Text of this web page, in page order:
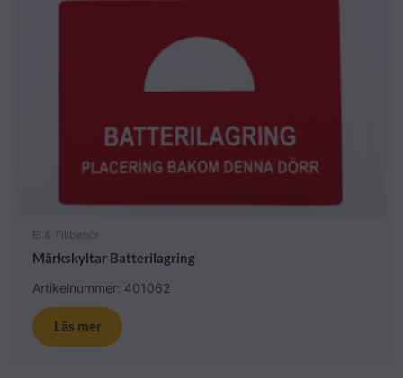
El & Tillbehör
Märkskyltar Batterilagring
Artikelnummer: 401062
Läs mer